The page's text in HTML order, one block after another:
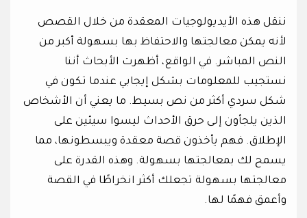
ننقل هذه الأيديولوجيات المعقدة من خلال القصص
لأنه يمكن معالجتها والاحتفاظ بها بسهولة أكبر من
النص المباشر. في الواقع، أظهرت الأبحاث أننا
نستجيب للمعلومات بشكل إيجابي عندما تكون في
شكل سردي أكثر من نص بسيط. ما يعني أن الأشخاص
الذين يلجأون إلى حرق الأحداث ليسوا سيئين على
الإطلاق. فهم يأخذون قصة معقدة ويبسطونها، مما
يسمح لك بمعالجتها بسهولة. وهذه القدرة على
معالجتها بسهولة تجعلك أكثر انخراطًا في القصة
وأعمق فهمًا لها.